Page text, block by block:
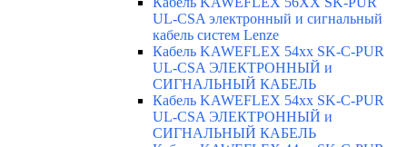
UL-CSA электронный и сигнальный
кабель систем Lenze
Кабель KAWEFLEX 54xx SK-C-PUR
UL-CSA ЭЛЕКТРОННЫЙ и
СИГНАЛЬНЫЙ КАБЕЛЬ
Кабель KAWEFLEX 54xx SK-C-PUR
UL-CSA ЭЛЕКТРОННЫЙ и
СИГНАЛЬНЫЙ КАБЕЛЬ